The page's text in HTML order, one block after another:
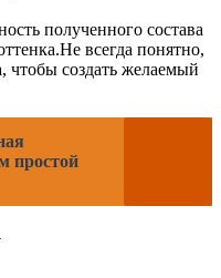
полученного состава
всегда понятно,
чтобы создать желаемый
простой